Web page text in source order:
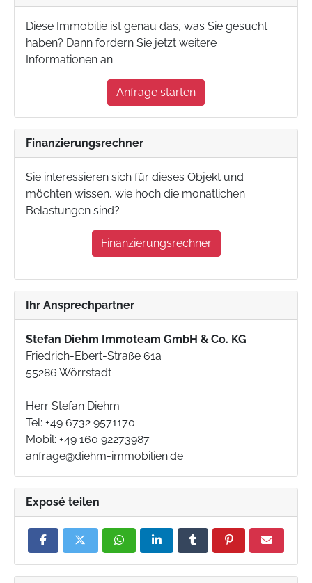
Diese Immobilie ist genau das, was Sie gesucht
haben? Dann fordern Sie jetzt weitere
Informationen an.
Anfrage starten
Finanzierungsrechner
Sie interessieren sich für dieses Objekt und
möchten wissen, wie hoch die monatlichen
Belastungen sind?
Finanzierungsrechner
Ihr Ansprechpartner
Stefan Diehm Immoteam GmbH & Co. KG
Friedrich-Ebert-Straße 61a
55286 Wörrstadt
Herr Stefan Diehm
Tel: +49 6732 9571170
Mobil: +49 160 92273987
anfrage@diehm-immobilien.de
Exposé teilen